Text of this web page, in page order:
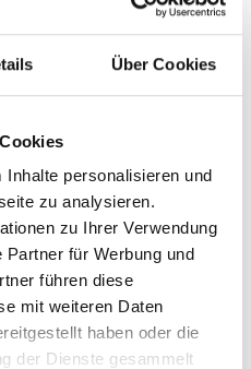
Über Cookies
personalisieren und
zu analysieren.
zu Ihrer Verwendung
für Werbung und
führen diese
mit weiteren Daten
haben oder die
der Dienste gesammelt